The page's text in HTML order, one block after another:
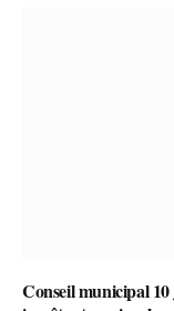
Conseil municipal